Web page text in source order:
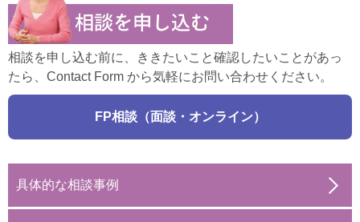
相談を申し込む前に、ききたいこと確認したいことがあっ
たら、Contact Form から気軽にお問い合わせください。
FP相談（面談・オンライン）
具体的な相談事例